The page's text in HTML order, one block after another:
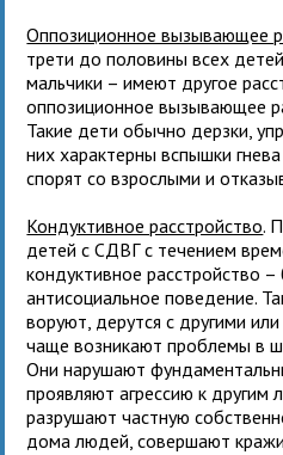
Оппозиционное вызывающее
трети до половины всех
мальчики – имеют другое
оппозиционное вызывающее
Такие дети обычно дерзки,
них характерны вспышки
спорят со взрослыми и
Кондуктивное расстройство.
детей с СДВГ с течением
кондуктивное расстройство –
антисоциальное поведение.
воруют, дерутся с другими
чаще возникают проблемы в
Они нарушают
проявляют агрессию к
разрушают частную
дома людей, совершают